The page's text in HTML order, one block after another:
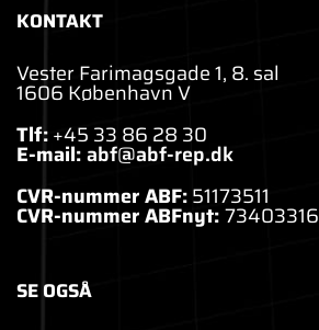
KONTAKT
Vester Farimagsgade 1, 8. sal
1606 København V
Tlf:+45 33 86 28 30
E-mail:abf@abf-rep.dk
CVR-nummer ABF:51173511
CVR-nummer ABFnyt:73403316
SE OGSÅ